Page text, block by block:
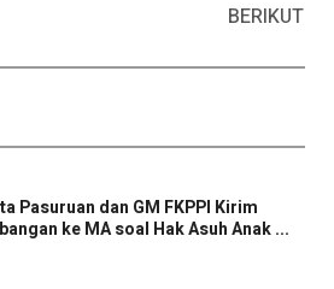
BERIKUT
Pasuruan dan GM FKPPI Kirim
ke MA soal Hak Asuh Anak ...